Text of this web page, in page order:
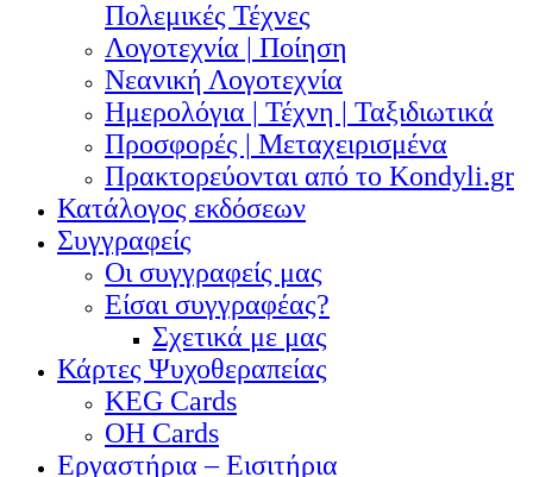
Πολεμικές Τέχνες
Λογοτεχνία | Ποίηση
Νεανική Λογοτεχνία
Ημερολόγια | Τέχνη | Ταξιδιωτικά
Προσφορές | Μεταχειρισμένα
Πρακτορεύονται από το Kondyli.gr
Κατάλογος εκδόσεων
Συγγραφείς
Οι συγγραφείς μας
Είσαι συγγραφέας?
Σχετικά με μας
Κάρτες Ψυχοθεραπείας
KEG Cards
OH Cards
Εργαστήρια – Εισιτήρια